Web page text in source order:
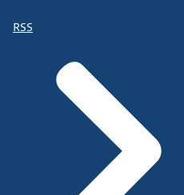
RSS